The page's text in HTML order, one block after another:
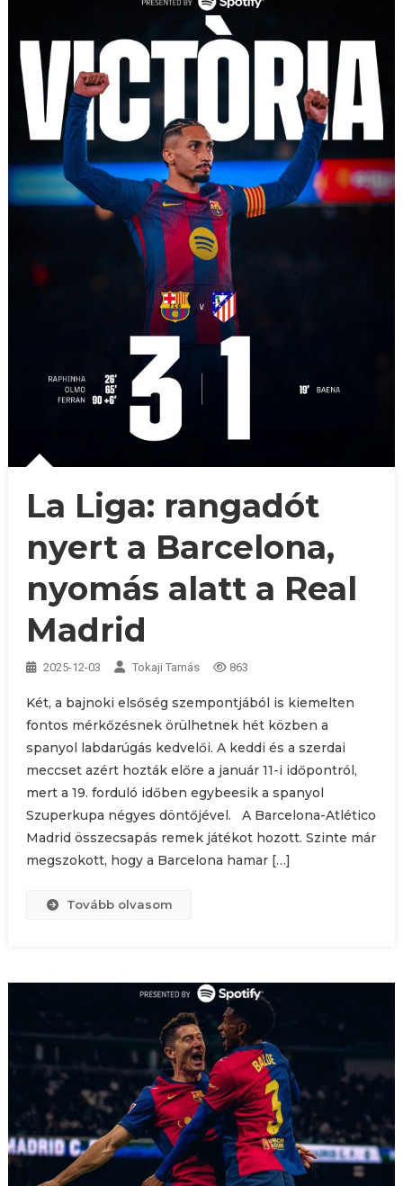
La Liga: rangadót
nyert a Barcelona,
nyomás alatt a Real
Madrid
2025-12-03 Tokaji Tamás 863
Két, a bajnoki elsőség szempontjából is kiemelten
fontos mérkőzésnek örülhetnek hét közben a
spanyol labdarúgás kedvelői. A keddi és a szerdai
meccset azért hozták előre a január 11-i időpontról,
mert a 19. forduló időben egybeesik a spanyol
Szuperkupa négyes döntőjével. A Barcelona-Atlético
Madrid összecsapás remek játékot hozott. Szinte már
megszokott, hogy a Barcelona hamar […]
Tovább olvasom